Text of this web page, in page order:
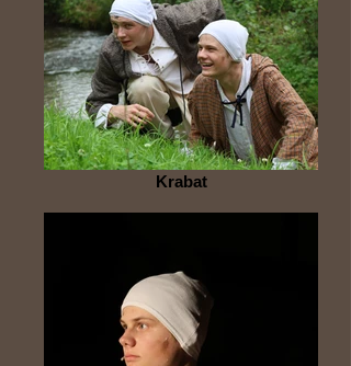
Krabat